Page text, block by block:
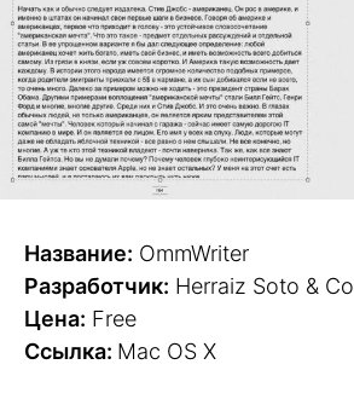
Название: OmmWriter
Разработчик: Herraiz Soto & Co
Цена: Free
Ссылка: Mac OS X